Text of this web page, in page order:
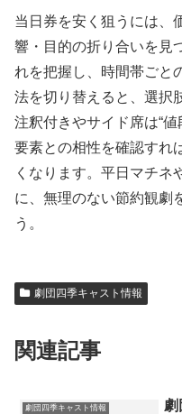
当日券を安く狙うには、
響・目的の折り合いを見
れを把握し、時間帯ごと
法を切り替えると、選択
注釈付きやサイド席は“
要素との相性を確認すれ
くなります。平日マチネ
に、無理のない節約観劇
う。
劇団四季キャスト情報
関連記事
劇団四季キャスト情報
劇